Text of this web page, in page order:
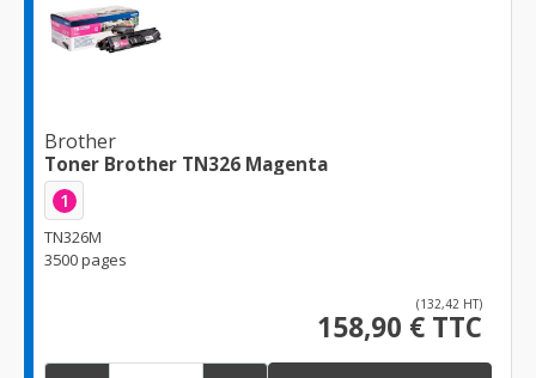
Brother
Toner Brother TN326 Magenta
1
TN326M
3500 pages
(132,42 HT)
158,90 € TTC